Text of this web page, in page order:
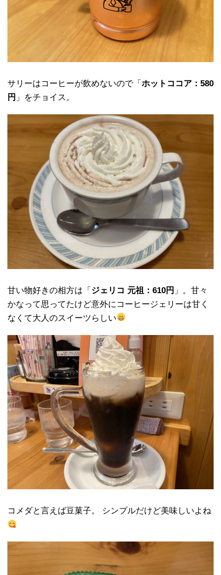
サリーはコーヒーが飲めないので「 ホットココア：580
円 」をチョイス。
甘い物好きの相方は「 ジェリコ 元祖：610円 」。甘々
かなって思ってたけど意外にコーヒージェリーは甘く
なくて大人のスイーツらしい
コメダと言えば豆菓子。 シンプルだけど美味しいよね